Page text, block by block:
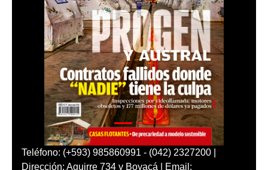
Teléfono: (+593) 985860991 - (042) 2327200 |
Dirección: Aguirre 734 y Boyacá | Email: